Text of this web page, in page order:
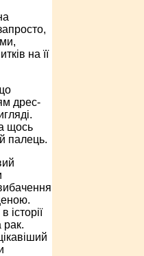
на її
дрес-
щось
палець.
рак.